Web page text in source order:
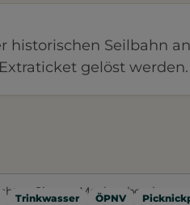
historischen Seilbahn
gelöst werden.
Trinkwasser ÖPNV
Sie von Mapbox